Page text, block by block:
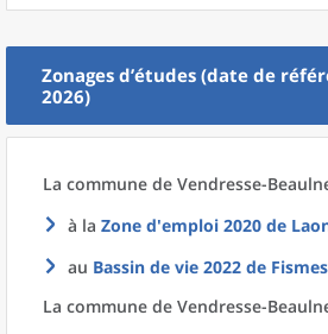
Zonages d’études (date de
2026)
La commune de Vendresse-
à la Zone d'emploi 2020 de
au Bassin de vie 2022 de
La commune de Vendresse-